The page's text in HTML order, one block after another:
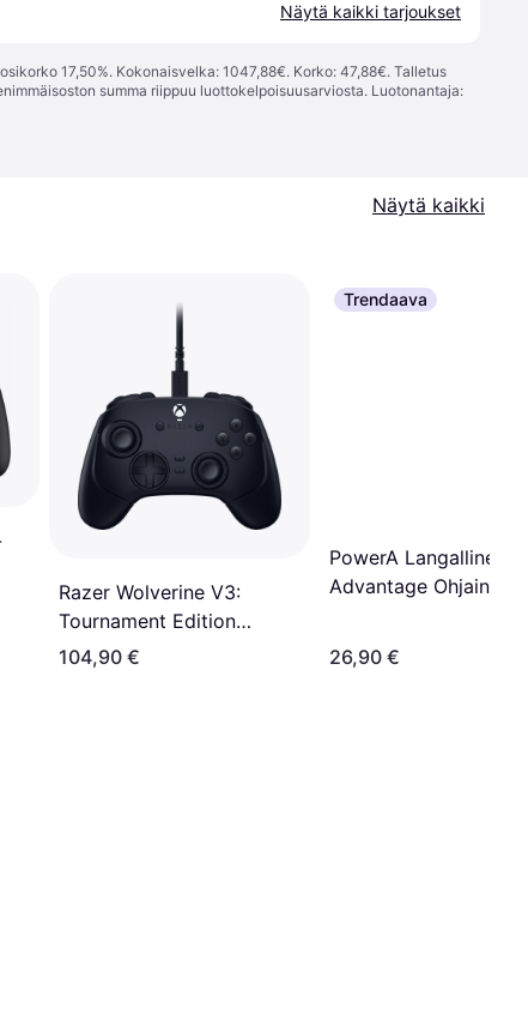
Näytä kaikki tarjoukset
17,50%. Kokonaisvelka: 1047,88€. Korko: 47,88€. Talletus
summa riippuu luottokelpoisuusarviosta. Luotonantaja:
Näytä kaikki
Razer Wolverine V3:
Tournament Edition
Controller - Black
104,90 €
Trendaava
PowerA Langallinen
Advantage Ohjain
26,90 €